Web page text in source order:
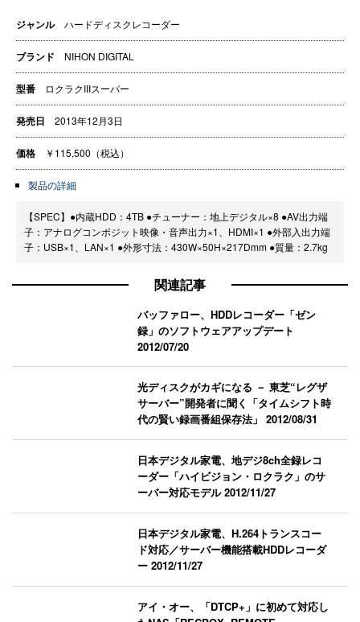
ジャンル ハードディスクレコーダー
ブランド NIHON DIGITAL
型番 ロクラクIIIスーパー
発売日 2013年12月3日
価格 ￥115,500（税込）
製品の詳細
【SPEC】●内蔵HDD：4TB ●チューナー：地上デジタル×8 ●AV出力端
子：アナログコンポジット映像・音声出力×1、HDMI×1 ●外部入出力端
子：USB×1、LAN×1 ●外形寸法：430W×50H×217Dmm ●質量：2.7kg
関連記事
バッファロー、HDDレコーダー「ゼン
録」のソフトウェアアップデート
2012/07/20
光ディスクがカギになる － 東芝“レグザ
サーバー”開発者に聞く「タイムシフト時
代の賢い録画番組保存法」2012/08/31
日本デジタル家電、地デジ8ch全録レコ
ーダー「ハイビジョン・ロクラク」のサ
ーバー対応モデル2012/11/27
日本デジタル家電、H.264トランスコー
ド対応／サーバー機能搭載HDDレコーダ
ー2012/11/27
アイ・オー、「DTCP+」に初めて対応し